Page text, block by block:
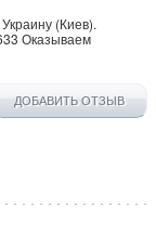
Украину (Киев).
Оказываем
ДОБАВИТЬ ОТЗЫВ